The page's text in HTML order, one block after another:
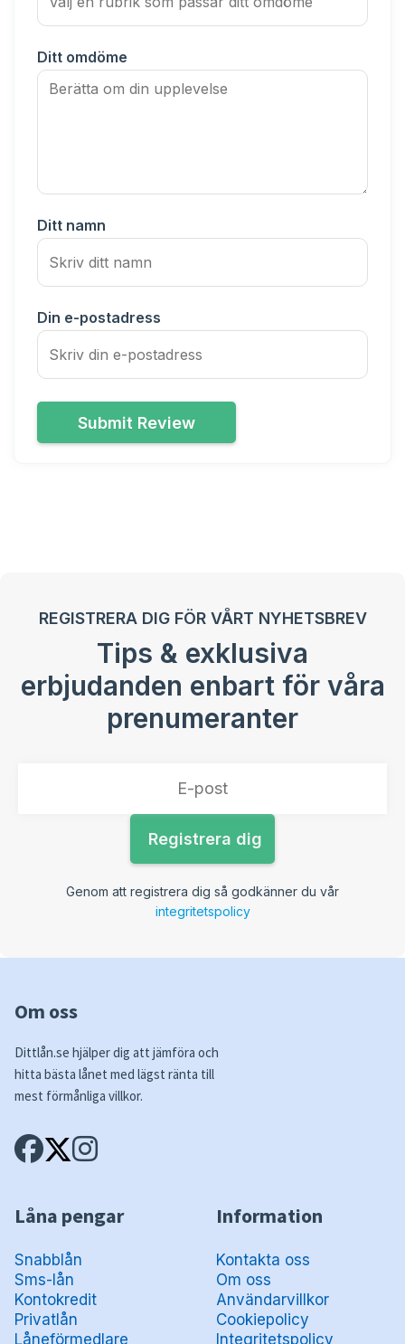
Ditt omdöme
Ditt namn
Din e-postadress
Submit Review
REGISTRERA DIG FÖR VÅRT NYHETSBREV
Tips & exklusiva
erbjudanden enbart för våra
prenumeranter
Genom att registrera dig så godkänner du vår
integritetspolicy
Om oss
Dittlån.se hjälper dig att jämföra och
hitta bästa lånet med lägst ränta till
mest förmånliga villkor.
Låna pengar
Snabblån
Sms-lån
Kontokredit
Privatlån
Låneförmedlare
Information
Kontakta oss
Om oss
Användarvillkor
Cookiepolicy
Integritetspolicy